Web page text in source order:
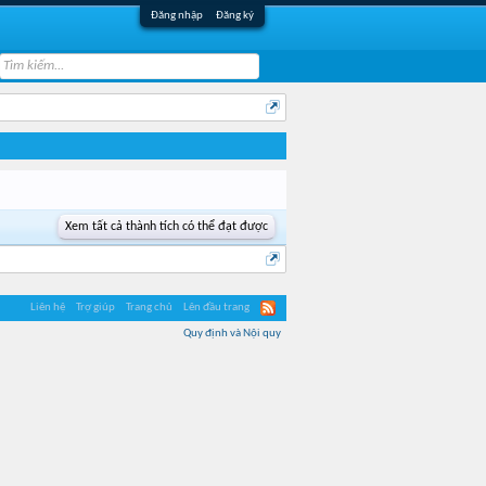
Đăng nhập Đăng ký
Xem tất cả thành tích có thể đạt được
Liên hệ Trợ giúp Trang chủ Lên đầu trang
Quy định và Nội quy